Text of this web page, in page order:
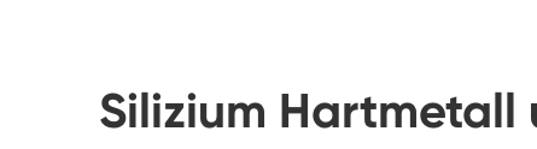
Silizium Hartmetall